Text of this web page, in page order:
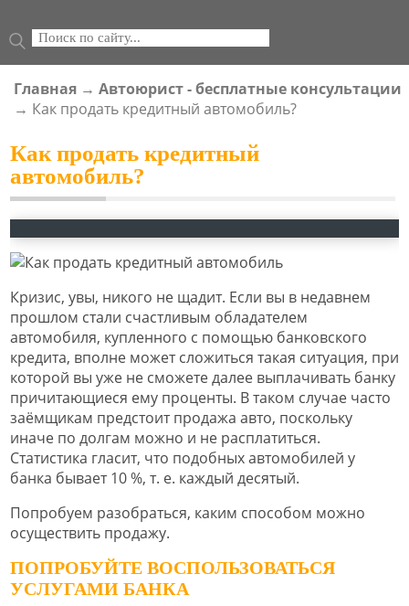
ФОРМА ПОИСКА
Поиск
ВЫ ЗДЕСЬ
Главная → Автоюрист - бесплатные консультации
→ Как продать кредитный автомобиль?
Как продать кредитный
автомобиль?
Кризис, увы, никого не щадит. Если вы в недавнем
прошлом стали счастливым обладателем
автомобиля, купленного с помощью банковского
кредита, вполне может сложиться такая ситуация, при
которой вы уже не сможете далее выплачивать банку
причитающиеся ему проценты. В таком случае часто
заёмщикам предстоит продажа авто, поскольку
иначе по долгам можно и не расплатиться.
Статистика гласит, что подобных автомобилей у
банка бывает 10 %, т. е. каждый десятый.
Попробуем разобраться, каким способом можно
осуществить продажу.
ПОПРОБУЙТЕ ВОСПОЛЬЗОВАТЬСЯ
УСЛУГАМИ БАНКА